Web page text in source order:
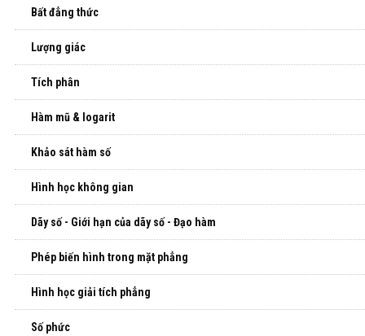
Bất đẳng thức
Lượng giác
Tích phân
Hàm mũ & logarit
Khảo sát hàm số
Hình học không gian
Dãy số - Giới hạn của dãy số - Đạo hàm
Phép biến hình trong mặt phẳng
Hình học giải tích phẳng
Số phức